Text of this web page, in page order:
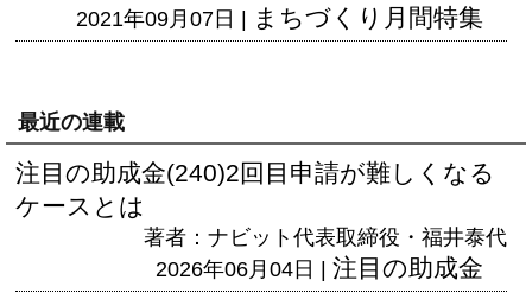
2021年09月07日 | まちづくり月間特集
最近の連載
注目の助成金(240)2回目申請が難しくなる
ケースとは
著者：ナビット代表取締役・福井泰代
2026年06月04日 | 注目の助成金